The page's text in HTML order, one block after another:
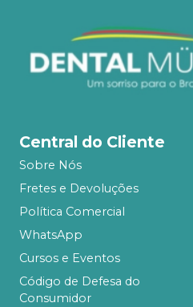
Central do Cliente
Sobre Nós
Fretes e Devoluções
Política Comercial
WhatsApp
Cursos e Eventos
Código de Defesa do
Consumidor